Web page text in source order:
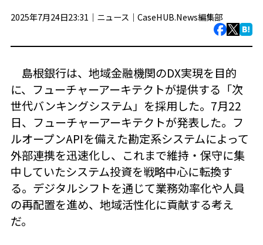
2025年7月24日23:31｜ ニュース ｜ CaseHUB.News編集部
島根銀行は、地域金融機関のDX実現を目的
に、フューチャーアーキテクトが提供する「次
世代バンキングシステム」を採用した。7月22
日、フューチャーアーキテクトが発表した。フ
ルオープンAPIを備えた勘定系システムによって
外部連携を迅速化し、これまで維持・保守に集
中していたシステム投資を戦略中心に転換す
る。デジタルシフトを通じて業務効率化や人員
の再配置を進め、地域活性化に貢献する考え
だ。